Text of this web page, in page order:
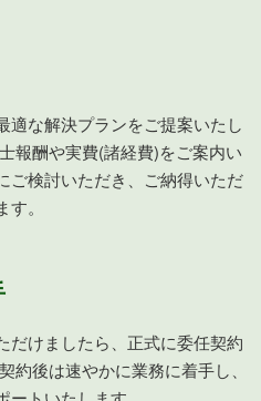
適な解決プランをご提案いたし
報酬や実費(諸経費)をご案内い
ご検討いただき、ご納得いただ
。
だけましたら、正式に委任契約
約後は速やかに業務に着手し、